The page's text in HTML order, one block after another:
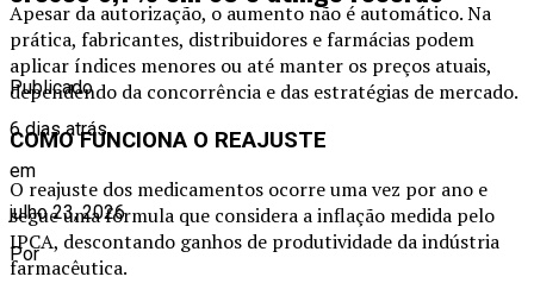
Apesar da autorização, o aumento não é automático. Na
prática, fabricantes, distribuidores e farmácias podem
aplicar índices menores ou até manter os preços atuais,
dependendo da concorrência e das estratégias de mercado.
COMO FUNCIONA O REAJUSTE
O reajuste dos medicamentos ocorre uma vez por ano e
segue uma fórmula que considera a inflação medida pelo
IPCA, descontando ganhos de produtividade da indústria
farmacêutica.
Publicado
6 dias atrás
em
julho 23, 2026
Por